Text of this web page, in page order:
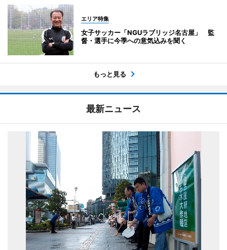
エリア特集
女子サッカー「NGUラブリッジ名古屋」 監
督・選手に今季への意気込みを聞く
もっと見る
最新ニュース